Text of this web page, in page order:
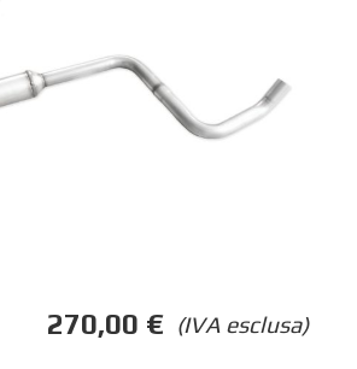
(IVA esclusa)
270,00 €